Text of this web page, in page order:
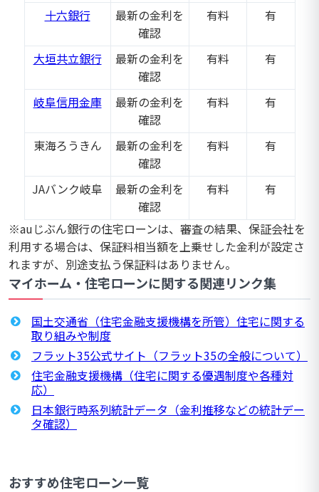
十六銀行
最新の金利を
確認
有料 有
大垣共立銀行
最新の金利を
確認
有料 有
岐阜信用金庫
最新の金利を
確認
有料 有
東海ろうきん
最新の金利を
確認
有料 有
JAバンク岐阜
最新の金利を
確認
有料 有
※auじぶん銀行の住宅ローンは、審査の結果、保証会社を
利用する場合は、保証料相当額を上乗せした金利が設定さ
れますが、別途支払う保証料はありません。
マイホーム・住宅ローンに関する関連リンク集
国土交通省（住宅金融支援機構を所管）住宅に関する
取り組みや制度
フラット35公式サイト（フラット35の全般について）
住宅金融支援機構（住宅に関する優遇制度や各種対
応）
日本銀行時系列統計データ（金利推移などの統計デー
タ確認）
おすすめ住宅ローン一覧